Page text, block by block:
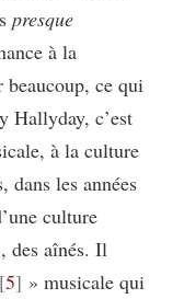
presque
à la
ce qui
Hallyday, c’est
à la culture
dans les années
culture
des aînés. Il
5 » musicale qui